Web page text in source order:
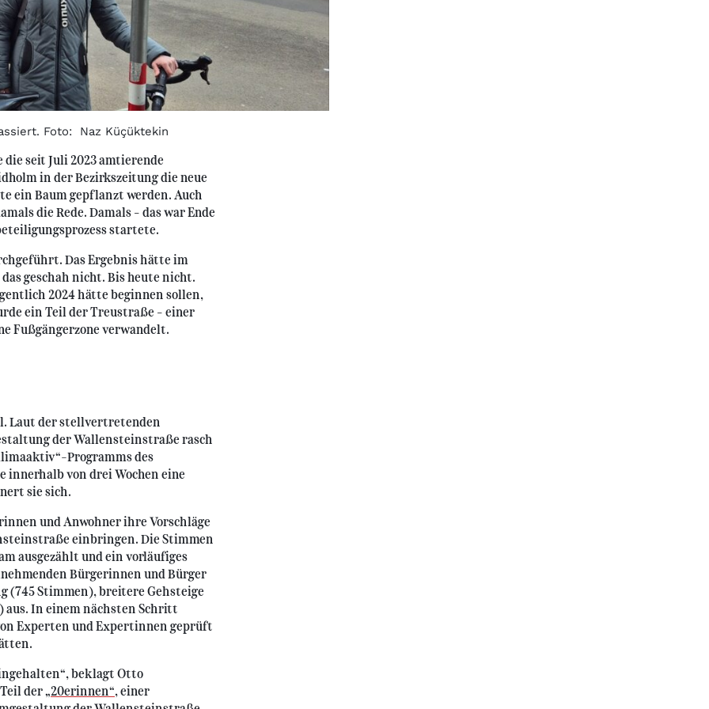
Foto: Naz Küçüktekin
seit Juli 2023 amtierende
in der Bezirkszeitung die neue
ein Baum gepflanzt werden. Auch
die Rede. Damals – das war Ende
startete.
Das Ergebnis hätte im
geschah nicht. Bis heute nicht.
2024 hätte beginnen sollen,
ein Teil der Treustraße – einer
Fußgängerzone verwandelt.
Laut der stellvertretenden
der Wallensteinstraße rasch
Programms des
innerhalb von drei Wochen eine
sie sich.
und Anwohner ihre Vorschläge
einbringen. Die Stimmen
ausgezählt und ein vorläufiges
Bürgerinnen und Bürger
(745 Stimmen), breitere Gehsteige
aus. In einem nächsten Schritt
Experten und Expertinnen geprüft
beklagt Otto
der „20erinnen“, einer